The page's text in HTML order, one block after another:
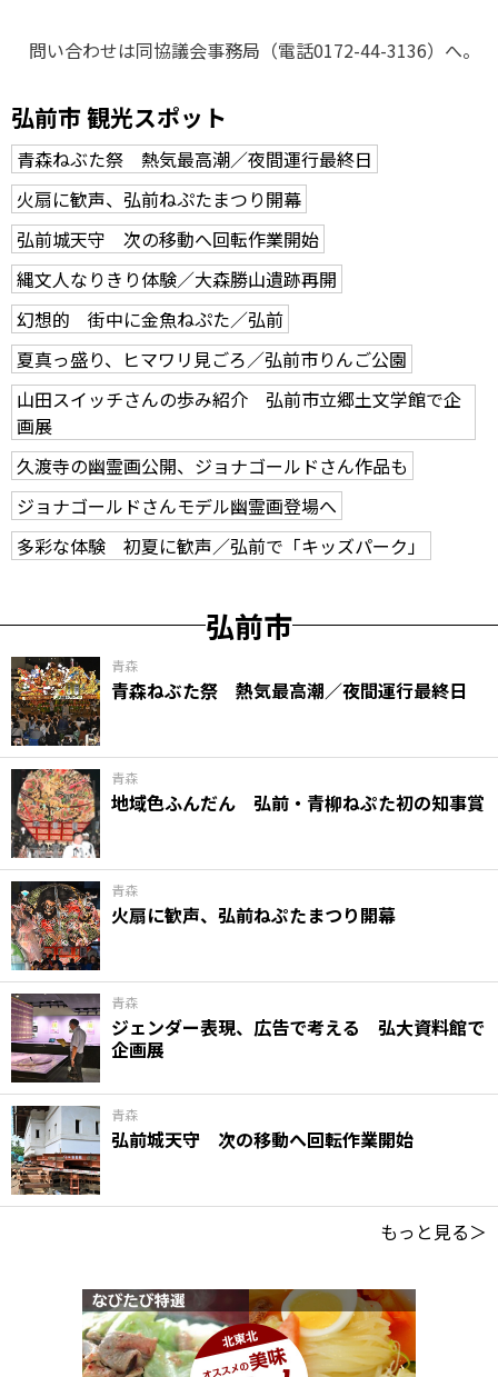
問い合わせは同協議会事務局（電話0172-44-3136）へ。
弘前市 観光スポット
青森ねぶた祭 熱気最高潮／夜間運行最終日
火扇に歓声、弘前ねぷたまつり開幕
弘前城天守 次の移動へ回転作業開始
縄文人なりきり体験／大森勝山遺跡再開
幻想的 街中に金魚ねぷた／弘前
夏真っ盛り、ヒマワリ見ごろ／弘前市りんご公園
山田スイッチさんの歩み紹介 弘前市立郷土文学館で企
画展
久渡寺の幽霊画公開、ジョナゴールドさん作品も
ジョナゴールドさんモデル幽霊画登場へ
多彩な体験 初夏に歓声／弘前で「キッズパーク」
弘前市
青森
青森ねぶた祭 熱気最高潮／夜間運行最終日
青森
地域色ふんだん 弘前・青柳ねぷた初の知事賞
青森
火扇に歓声、弘前ねぷたまつり開幕
青森
ジェンダー表現、広告で考える 弘大資料館で
企画展
青森
弘前城天守 次の移動へ回転作業開始
もっと見る＞